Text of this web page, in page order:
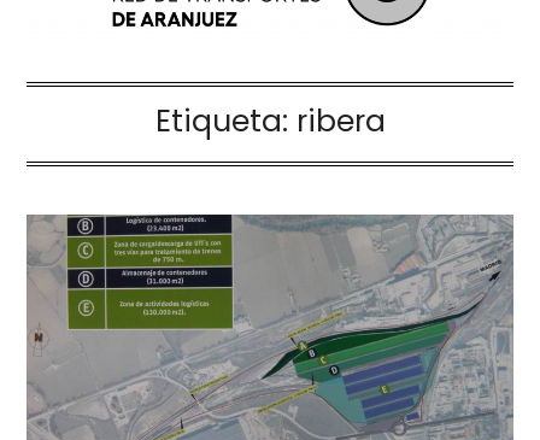
Etiqueta: ribera